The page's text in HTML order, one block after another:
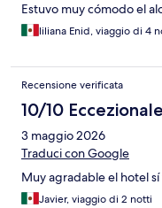
Estuvo muy cómodo el
liliana Enid, viaggio di 4
Recensione verificata
10/10 Eccezionale
3 maggio 2026
Traduci con Google
Muy agradable el hotel
Javier, viaggio di 2 notti